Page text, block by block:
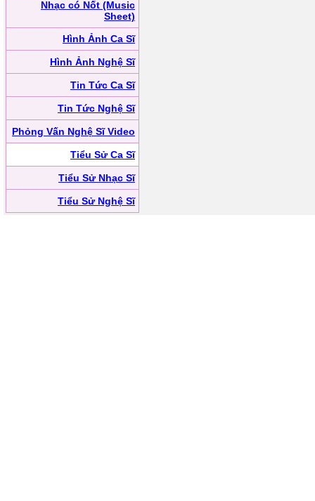
Nhạc có Nốt (Music
Sheet)
Hình Ảnh Ca Sĩ
Hình Ảnh Nghệ Sĩ
Tin Tức Ca Sĩ
Tin Tức Nghệ Sĩ
Phỏng Vấn Nghệ Sĩ Video
Tiểu Sử Ca Sĩ
Tiểu Sử Nhạc Sĩ
Tiểu Sử Nghệ Sĩ